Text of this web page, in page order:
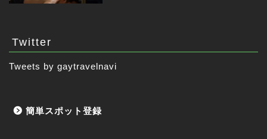
Twitter
Tweets by gaytravelnavi
簡単スポット登録